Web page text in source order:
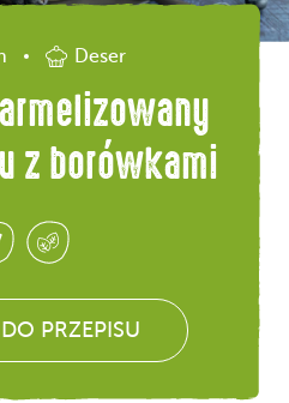
Deser
z borówkami
PRZEPISU